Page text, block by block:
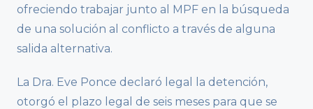
ofreciendo trabajar junto al MPF en la búsqueda
de una solución al conflicto a través de alguna
salida alternativa.
La Dra. Eve Ponce declaró legal la detención,
otorgó el plazo legal de seis meses para que se